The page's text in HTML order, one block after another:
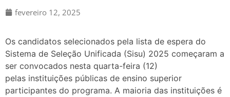
fevereiro 12, 2025
Os candidatos selecionados pela lista de espera do
Sistema de Seleção Unificada (Sisu) 2025 começaram a
ser convocados nesta quarta-feira (12)
pelas instituições públicas de ensino superior
participantes do programa. A maioria das instituições é